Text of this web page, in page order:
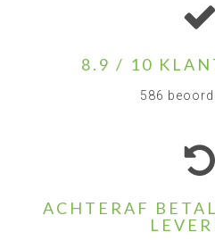
8.9 / 10
586
ACHTERAF